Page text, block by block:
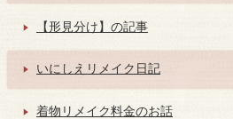
【形見分け】の記事
いにしえリメイク日記
着物リメイク料金のお話